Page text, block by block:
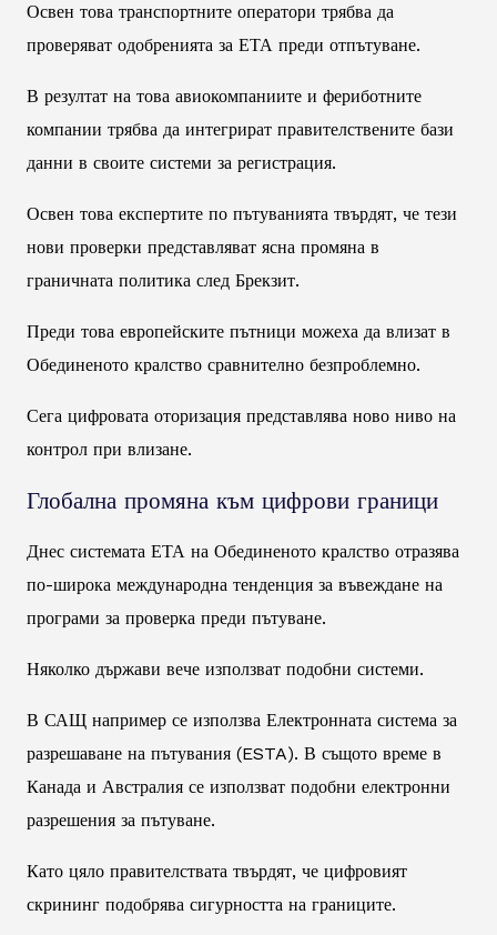
Освен това транспортните оператори трябва да
проверяват одобренията за ЕТА преди отпътуване.
В резултат на това авиокомпаниите и фериботните
компании трябва да интегрират правителствените бази
данни в своите системи за регистрация.
Освен това експертите по пътуванията твърдят, че тези
нови проверки представляват ясна промяна в
граничната политика след Брекзит.
Преди това европейските пътници можеха да влизат в
Обединеното кралство сравнително безпроблемно.
Сега цифровата оторизация представлява ново ниво на
контрол при влизане.
Глобална промяна към цифрови граници
Днес системата ЕТА на Обединеното кралство отразява
по-широка международна тенденция за въвеждане на
програми за проверка преди пътуване.
Няколко държави вече използват подобни системи.
В САЩ например се използва Електронната система за
разрешаване на пътувания (ESTA). В същото време в
Канада и Австралия се използват подобни електронни
разрешения за пътуване.
Като цяло правителствата твърдят, че цифровият
скрининг подобрява сигурността на границите.